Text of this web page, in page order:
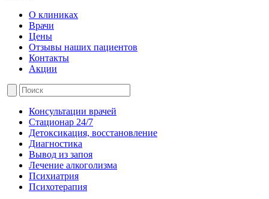
О клиниках
Врачи
Цены
Отзывы наших пациентов
Контакты
Акции
Консультации врачей
Стационар 24/7
Детоксикация, восстановление
Диагностика
Вывод из запоя
Лечение алкоголизма
Психиатрия
Психотерапия